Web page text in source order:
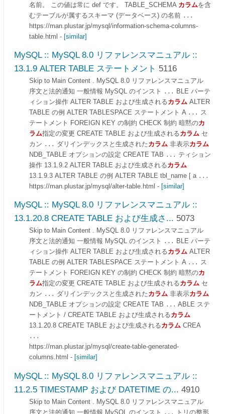
名前。 この値は常に def です。 TABLE_SCHEMA カラムを含
むテーブルが属するスキーマ (データベース) の名前 ...
https://man.plustar.jp/mysql/information-schema-columns-
table.html - [similar]
MySQL :: MySQL 8.0 リファレンスマニュアル ::
13.1.9 ALTER TABLE ステートメント 5116
Skip to Main Content . MySQL 8.0 リファレンスマニュアル
序文と法的通知 一般情報 MySQL のインスト
...
BLE パーテ
ィション操作 ALTER TABLE および生成されるカラム ALTER
TABLE の例 ALTER TABLESPACE ステートメント A ...
ス
テートメント FOREIGN KEY の制約 CHECK 制約 暗黙のカ
ラム指定の変更 CREATE TABLE および生成されるカラム セ
カン ... ダリインデックスと生成されたカラム 非表示カラム
NDB_TABLE オプションの設定 CREATE TAB ...
ティション
操作 13.1.9.2 ALTER TABLE および生成されるカラム
13.1.9.3 ALTER TABLE の例 ALTER TABLE tbl_name [ a ...
https://man.plustar.jp/mysql/alter-table.html - [similar]
MySQL :: MySQL 8.0 リファレンスマニュアル ::
13.1.20.8 CREATE TABLE および生成さ... 5073
Skip to Main Content . MySQL 8.0 リファレンスマニュアル
序文と法的通知 一般情報 MySQL のインスト
...
BLE パーテ
ィション操作 ALTER TABLE および生成されるカラム ALTER
TABLE の例 ALTER TABLESPACE ステートメント A ...
ス
テートメント FOREIGN KEY の制約 CHECK 制約 暗黙のカ
ラム指定の変更 CREATE TABLE および生成されるカラム セ
カン ... ダリインデックスと生成されたカラム 非表示カラム
NDB_TABLE オプションの設定 CREATE TAB ... ABLE ステ
ートメント / CREATE TABLE および生成されるカラム
13.1.20.8 CREATE TABLE および生成されるカラム CREA
...
https://man.plustar.jp/mysql/create-table-generated-
columns.html - [similar]
MySQL :: MySQL 8.0 リファレンスマニュアル ::
11.2.5 TIMESTAMP および DATETIME の... 4910
Skip to Main Content . MySQL 8.0 リファレンスマニュアル
序文と法的通知 一般情報 MySQL のインスト
... トリの整形